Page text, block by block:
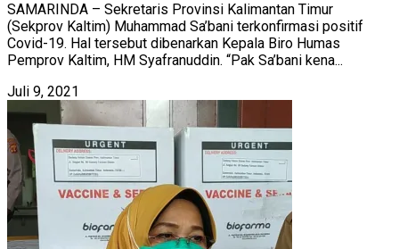
SAMARINDA – Sekretaris Provinsi Kalimantan Timur
(Sekprov Kaltim) Muhammad Sa’bani terkonfirmasi positif
Covid-19. Hal tersebut dibenarkan Kepala Biro Humas
Pemprov Kaltim, HM Syafranuddin. “Pak Sa’bani kena...
Juli 9, 2021